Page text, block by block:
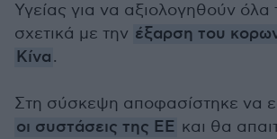
Υγείας για να αξιολογηθούν
σχετικά με την έξαρση του
Κίνα.
Στη σύσκεψη αποφασίστηκε να
οι συστάσεις της ΕΕ και θα